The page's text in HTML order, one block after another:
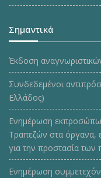
Σημαντικά
Έκδοση
Συνδεδεμένοι
Ελλάδος)
Ενημέρωση
Τραπεζών στα όργανα,
για την προστασία
Ενημέρωση